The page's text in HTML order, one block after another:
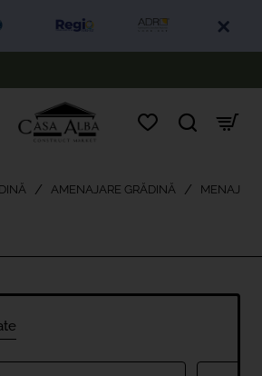
AMENAJARE GRĂDINĂ MENAJ